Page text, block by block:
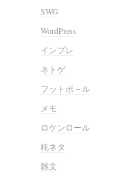
SWG
WordPress
インプレ
ネトゲ
フットボ－ル
メモ
ロケンロール
粍ネタ
雑文